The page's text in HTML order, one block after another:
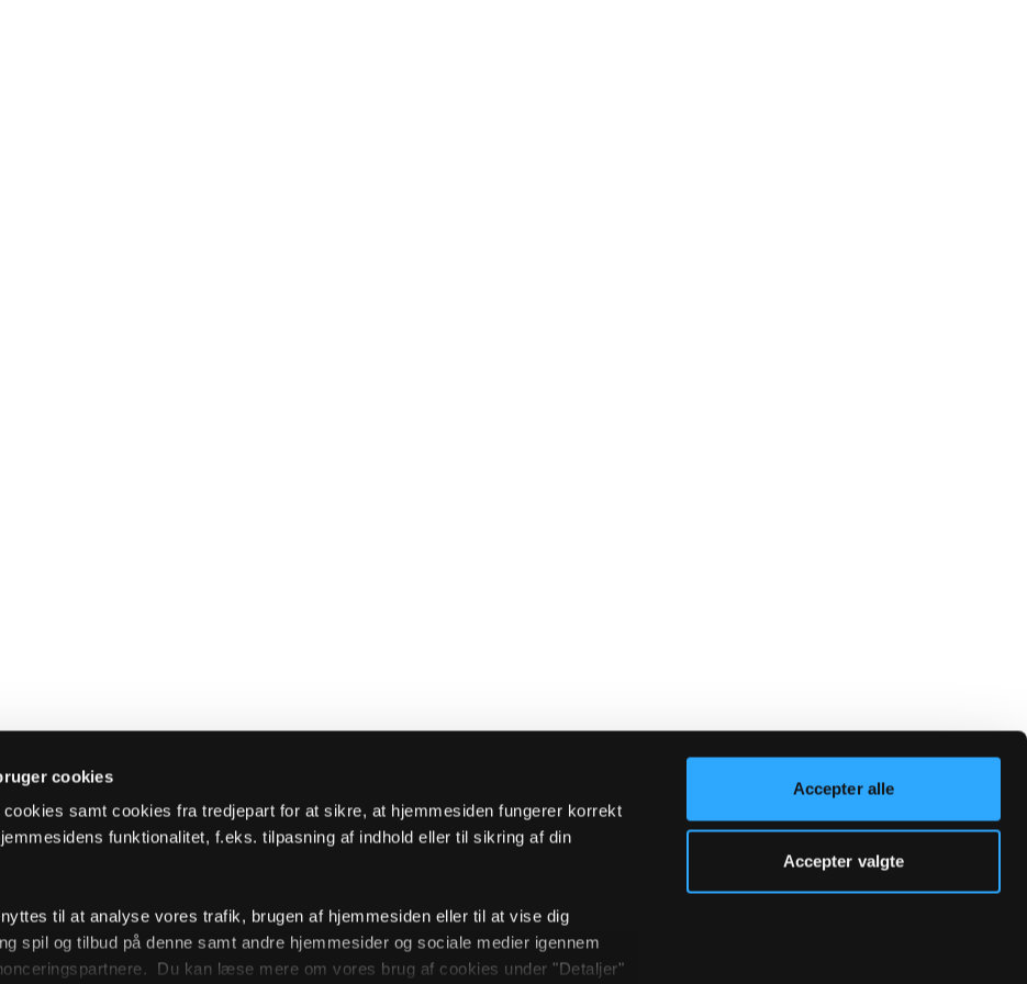
cookies
samt cookies fra tredjepart for at sikre, at hjemmesiden fungerer korrekt
funktionalitet, f.eks. tilpasning af indhold eller til sikring af din
til at analyse vores trafik, brugen af hjemmesiden eller til at vise dig
spil og tilbud på denne samt andre hjemmesider og sociale medier igennem
Du kan læse mere om vores brug af cookies under "Detaljer"
Accepter alle
Accepter valgte